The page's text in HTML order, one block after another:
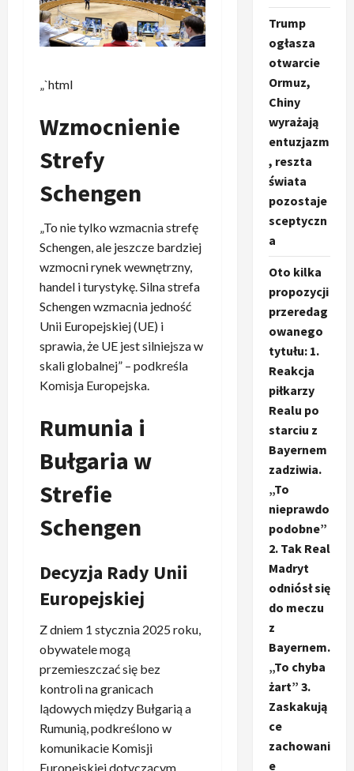
„`html
Wzmocnienie
Strefy
Schengen
„To nie tylko wzmacnia strefę
Schengen, ale jeszcze bardziej
wzmocni rynek wewnętrzny,
handel i turystykę. Silna strefa
Schengen wzmacnia jedność
Unii Europejskiej (UE) i
sprawia, że UE jest silniejsza w
skali globalnej” – podkreśla
Komisja Europejska.
Rumunia i
Bułgaria w
Strefie
Schengen
Decyzja Rady Unii
Europejskiej
Z dniem 1 stycznia 2025 roku,
obywatele mogą
przemieszczać się bez
kontroli na granicach
lądowych między Bułgarią a
Rumunią, podkreślono w
komunikacie Komisji
Europejskiej dotyczącym
Trump
ogłasza
otwarcie
Ormuz,
Chiny
wyrażają
entuzjazm
, reszta
świata
pozostaje
sceptyczn
a
Oto kilka
propozycji
przeredag
owanego
tytułu: 1.
Reakcja
piłkarzy
Realu po
starciu z
Bayernem
zadziwia.
„To
nieprawdo
podobne”
2. Tak Real
Madryt
odniósł się
do meczu
z
Bayernem.
„To chyba
żart” 3.
Zaskakują
ce
zachowani
e